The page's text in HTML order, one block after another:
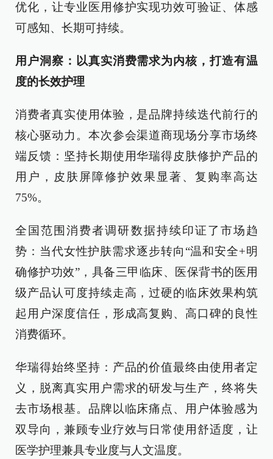
优化，让专业医用修护实现功效可验证、体感
可感知、长期可持续。
用户洞察：以真实消费需求为内核，打造有温
度的长效护理
消费者真实使用体验，是品牌持续迭代前行的
核心驱动力。本次参会渠道商现场分享市场终
端反馈：坚持长期使用华瑞得皮肤修护产品的
用户，皮肤屏障修护效果显著、复购率高达
75%。
全国范围消费者调研数据持续印证了市场趋
势：当代女性护肤需求逐步转向“温和安全+明
确修护功效”，具备三甲临床、医保背书的医用
级产品认可度持续走高，过硬的临床效果构筑
起用户深度信任，形成高复购、高口碑的良性
消费循环。
华瑞得始终坚持：产品的价值最终由使用者定
义，脱离真实用户需求的研发与生产，终将失
去市场根基。品牌以临床痛点、用户体验感为
双导向，兼顾专业疗效与日常使用舒适度，让
医学护理兼具专业度与人文温度。